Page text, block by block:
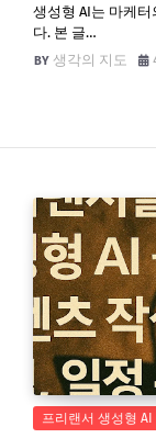
생성형 AI는 마케
다. 본 글…
생각의 지도
프리랜서 생성형 AI